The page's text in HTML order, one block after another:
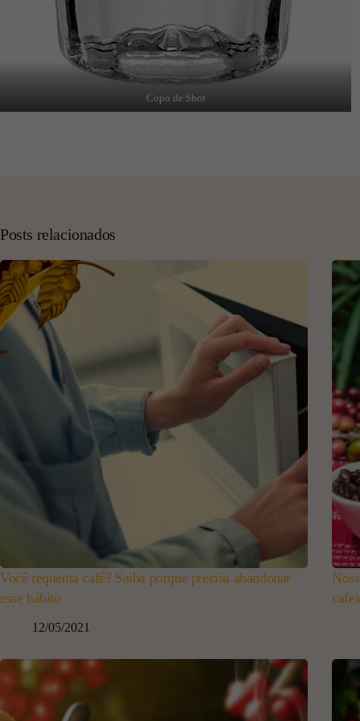
Copo de Shot
Posts relacionados
Você requenta café? Saiba porque precisa abandonar
esse hábito
12/05/2021